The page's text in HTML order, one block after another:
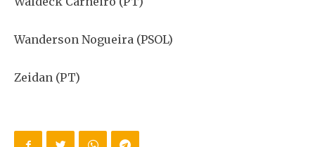
Wanderson Nogueira (PSOL)
Zeidan (PT)